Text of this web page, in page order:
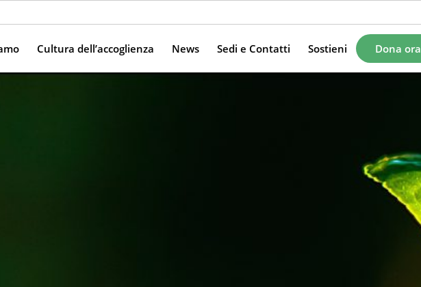
Cultura dell’accoglienza News Sedi e Contatti Sostieni Dona ora